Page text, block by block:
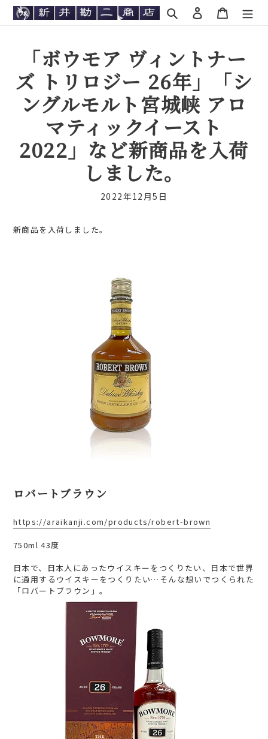
検索 ログインカート
「ボウモア ヴィントナー
ズ トリロジー 26年」「シ
ングルモルト宮城峡 アロ
マティックイースト
2022」など新商品を入荷
しました。
2022年12月5日
新商品を入荷しました。
ロバートブラウン
https://araikanji.com/products/robert-brown
750ml 43度
日本で、日本人にあったウイスキーをつくりたい、日本で世界
に通用するウイスキーをつくりたい…そんな想いでつくられた
「ロバートブラウン」。